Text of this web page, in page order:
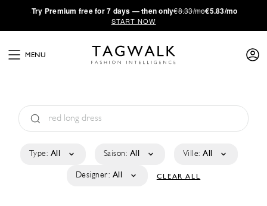
·Try Premium free for 7 days — then only€8.33/mo€5.83/mo
START NOW
MENU
Type: All Saison: All Ville: All
Designer: All CLEAR ALL